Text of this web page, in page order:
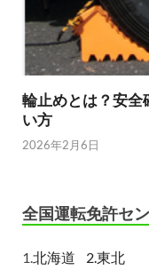
輪止めとは？安全
い方
2026年2月6日
全国運転免許セ
1.北海道 2.東北